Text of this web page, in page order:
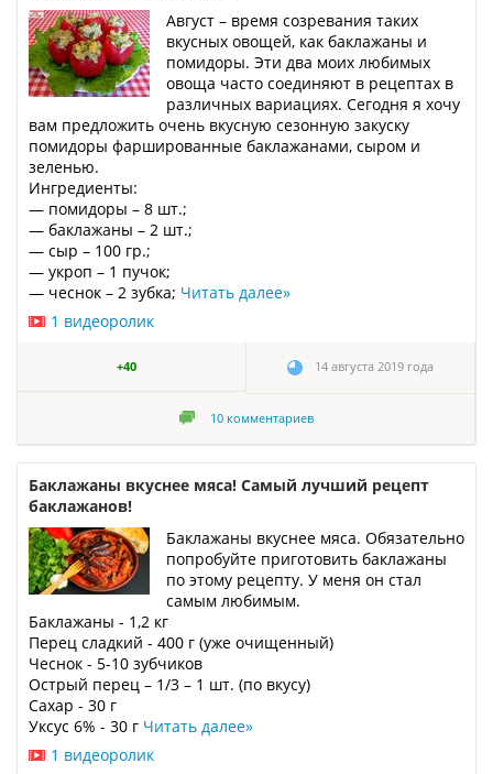
Август – время созревания таких
вкусных овощей, как баклажаны и
помидоры. Эти два моих любимых
овоща часто соединяют в рецептах в
различных вариациях. Сегодня я хочу
вам предложить очень вкусную сезонную закуску
помидоры фаршированные баклажанами, сыром и
зеленью.
Ингредиенты:
— помидоры – 8 шт.;
— баклажаны – 2 шт.;
— сыр – 100 гр.;
— укроп – 1 пучок;
— чеснок – 2 зубка; Читать далее»
1 видеоролик
+40 14 августа 2019 года
10 комментариев
Баклажаны вкуснее мяса! Самый лучший рецепт
баклажанов!
Баклажаны вкуснее мяса. Обязательно
попробуйте приготовить баклажаны
по этому рецепту. У меня он стал
самым любимым.
Баклажаны - 1,2 кг
Перец сладкий - 400 г (уже очищенный)
Чеснок - 5-10 зубчиков
Острый перец – 1/3 – 1 шт. (по вкусу)
Сахар - 30 г
Уксус 6% - 30 г Читать далее»
1 видеоролик